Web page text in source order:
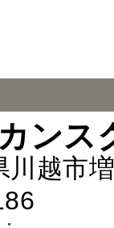
ンス
越市